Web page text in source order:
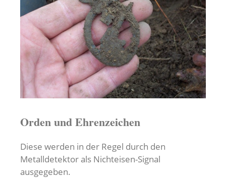
Orden und Ehrenzeichen
Diese werden in der Regel durch den
Metalldetektor als Nichteisen-Signal
ausgegeben.